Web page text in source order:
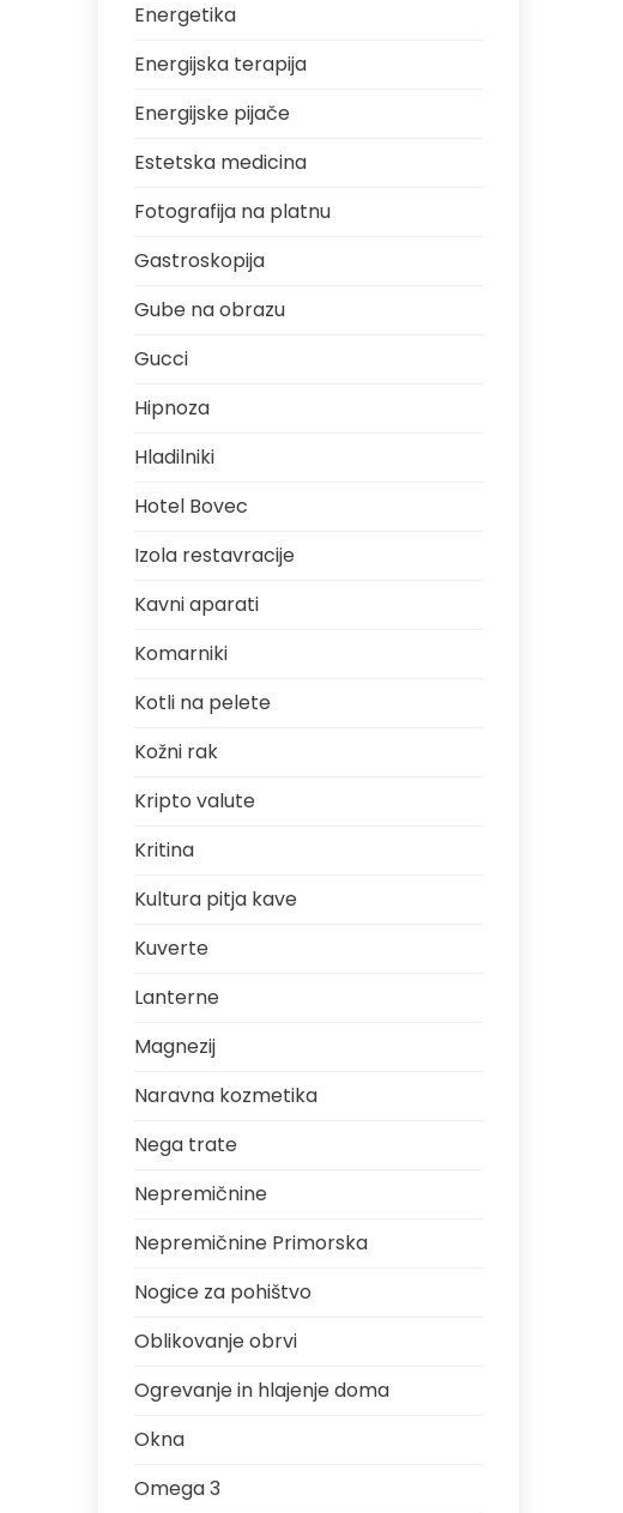
Energetika
Energijska terapija
Energijske pijače
Estetska medicina
Fotografija na platnu
Gastroskopija
Gube na obrazu
Gucci
Hipnoza
Hladilniki
Hotel Bovec
Izola restavracije
Kavni aparati
Komarniki
Kotli na pelete
Kožni rak
Kripto valute
Kritina
Kultura pitja kave
Kuverte
Lanterne
Magnezij
Naravna kozmetika
Nega trate
Nepremičnine
Nepremičnine Primorska
Nogice za pohištvo
Oblikovanje obrvi
Ogrevanje in hlajenje doma
Okna
Omega 3